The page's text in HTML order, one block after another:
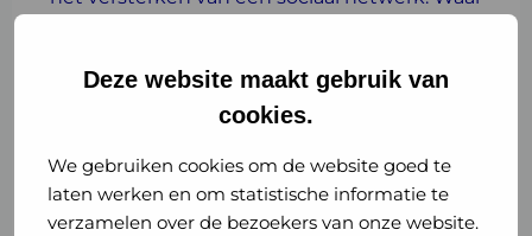
Deze website maakt gebruik van
cookies.
We gebruiken cookies om de website goed te
laten werken en om statistische informatie te
verzamelen over de bezoekers van onze website.
met name voor jongvolwassenen in de groep
met zeer ongunstige
gezondheidsuitkomsten.